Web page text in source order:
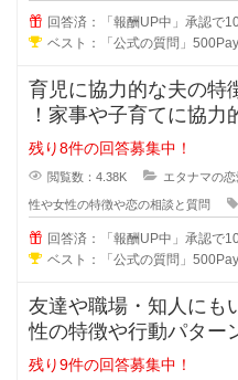
回答済：「報酬UP中」承認で
ベスト：「公式の質問」
育児に協力的な夫の特
！家事や子育てに協
すが、積極的に協力し
残り8件の回答募集中！
閲覧数：4.38K エタナマの
性や女性の特徴や恋の相談と質問
回答済：「報酬UP中」承認で
ベスト：「公式の質問」
友達や職場・知人にも
性の特徴や行動パター
兄がいる事により甘え
残り9件の回答募集中！